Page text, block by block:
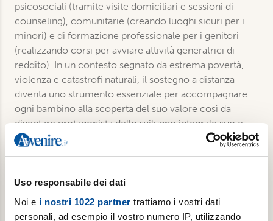
Uso responsabile dei dati
Noi e i nostri 1022 partner trattiamo i vostri dati
personali, ad esempio il vostro numero IP, utilizzando
psicosociali (tramite visite domiciliari e sessioni di
counseling), comunitarie (creando luoghi sicuri per i
minori) e di formazione professionale per i genitori
(realizzando corsi per avviare attività generatrici di
reddito). In un contesto segnato da estrema povertà,
violenza e catastrofi naturali, il sostegno a distanza
diventa uno strumento essenziale per accompagnare
ogni bambino alla scoperta del suo valore così da
diventare protagonista dello sviluppo integrale suo e
della sua comunità.
€ 15,00
Aggiungi al carrello